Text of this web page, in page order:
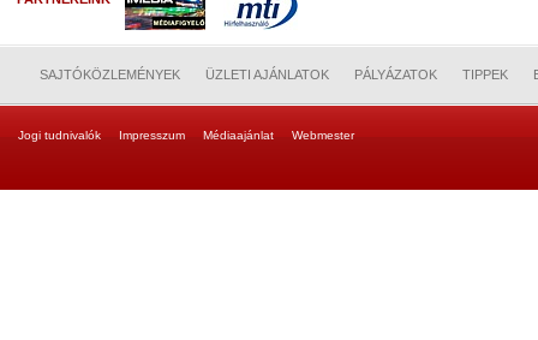
SAJTÓKÖZLEMÉNYEK ÜZLETI AJÁNLATOK PÁLYÁZATOK TIPPEK
Jogi tudnivalók Impresszum Médiaajánlat Webmester